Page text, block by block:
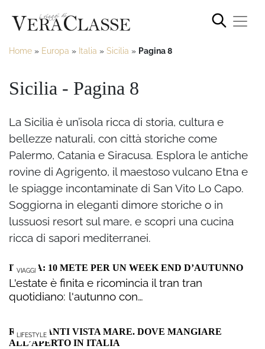
Home » Europa » Italia » Sicilia » Pagina 8
Sicilia - Pagina 8
La Sicilia è un’isola ricca di storia, cultura e
bellezze naturali, con città storiche come
Palermo, Catania e Siracusa. Esplora le antiche
rovine di Agrigento, il maestoso vulcano Etna e
le spiagge incontaminate di San Vito Lo Capo.
Soggiorna in eleganti dimore storiche o in
lussuosi resort sul mare, e scopri una cucina
ricca di sapori mediterranei.
VIAGGI
ITALIA: 10 METE PER UN WEEK END D’AUTUNNO
L'estate è finita e ricomincia il tran tran
quotidiano: l'autunno con…
LIFESTYLE
RISTORANTI VISTA MARE. DOVE MANGIARE
ALL’APERTO IN ITALIA